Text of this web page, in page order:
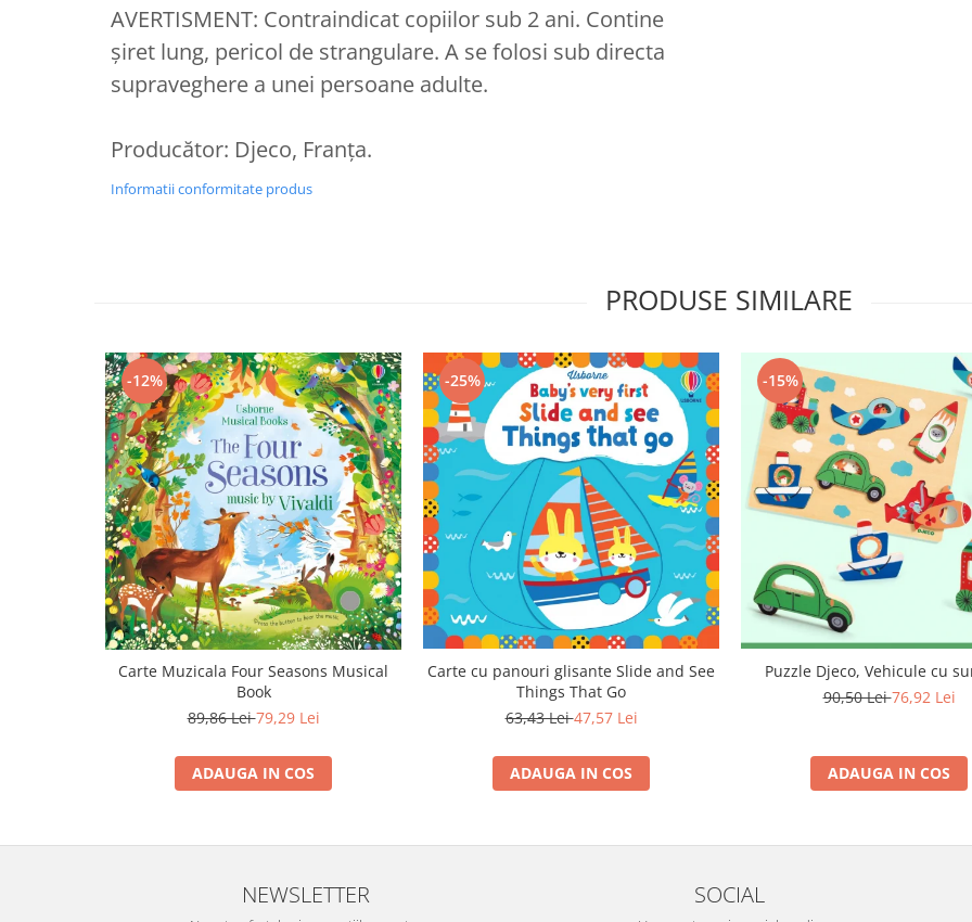
AVERTISMENT: Contraindicat copiilor sub 2 ani. Contine
şiret lung, pericol de strangulare. A se folosi sub directa
supraveghere a unei persoane adulte.
Producător: Djeco, Franţa.
Informatii conformitate produs
PRODUSE SIMILARE
-12%
Carte Muzicala Four Seasons Musical
Book
89,86 Lei79,29 Lei
ADAUGA IN COS
-25%
Carte cu panouri glisante Slide and See
Things That Go
63,43 Lei47,57 Lei
ADAUGA IN COS
-15%
Puzzle Djeco, Vehicule cu
90,50 Lei76,92 Lei
ADAUGA IN COS
NEWSLETTER SOCIAL